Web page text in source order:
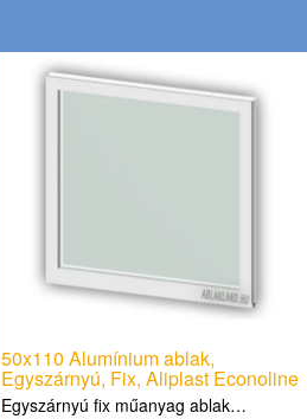
50x110 Alumínium ablak,
Egyszárnyú, Fix, Aliplast Econoline
Egyszárnyú fix műanyag ablak…